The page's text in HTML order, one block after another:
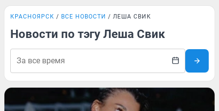
КРАСНОЯРСК ВСЕ НОВОСТИ ЛЕША СВИК
Новости по тэгу Леша Свик